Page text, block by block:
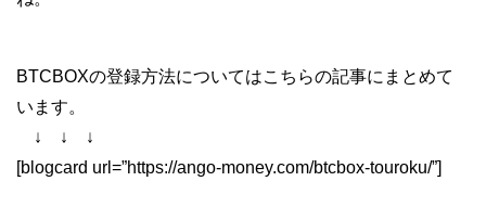
BTCBOXの登録方法についてはこちらの記事にまとめて
います。
↓ ↓ ↓
[blogcard url=”https://ango-money.com/btcbox-touroku/”]